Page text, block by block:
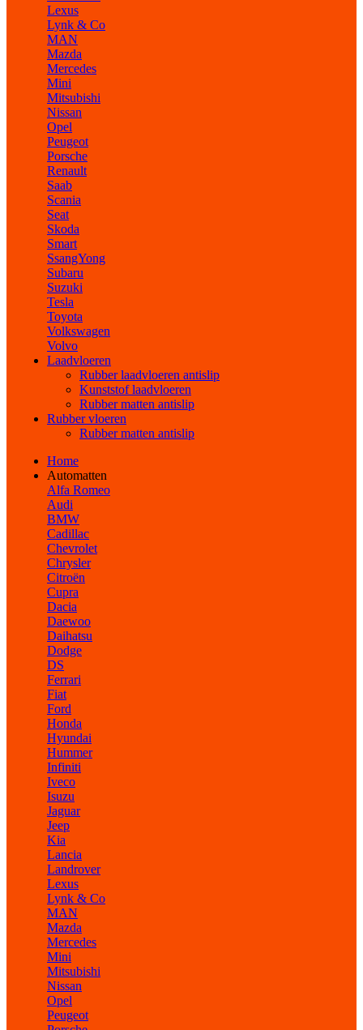
Lexus
Lynk & Co
MAN
Mazda
Mercedes
Mini
Mitsubishi
Nissan
Opel
Peugeot
Porsche
Renault
Saab
Scania
Seat
Skoda
Smart
SsangYong
Subaru
Suzuki
Tesla
Toyota
Volkswagen
Volvo
Laadvloeren
Rubber laadvloeren antislip
Kunststof laadvloeren
Rubber matten antislip
Rubber vloeren
Rubber matten antislip
Home
Automatten
Alfa Romeo
Audi
BMW
Cadillac
Chevrolet
Chrysler
Citroën
Cupra
Dacia
Daewoo
Daihatsu
Dodge
DS
Ferrari
Fiat
Ford
Honda
Hyundai
Hummer
Infiniti
Iveco
Isuzu
Jaguar
Jeep
Kia
Lancia
Landrover
Lexus
Lynk & Co
MAN
Mazda
Mercedes
Mini
Mitsubishi
Nissan
Opel
Peugeot